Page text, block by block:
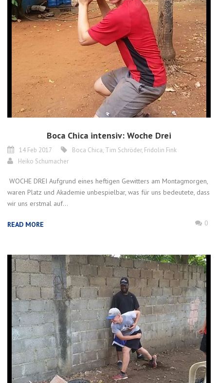
Boca Chica intensiv: Woche Drei
14 Feb 2017 Boca Chica, Tim Schröder, Fridolin Fink
Heiko Schumacher
WOCHE DREI Aufgrund eines heftigen Gewitters am Montagmorgen,
waren Platz und Akademie unbespielbar, was für uns bedeutete, dass
wir uns erstmal auf...
READ MORE 0